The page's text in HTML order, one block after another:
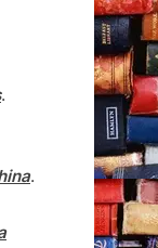
.
.